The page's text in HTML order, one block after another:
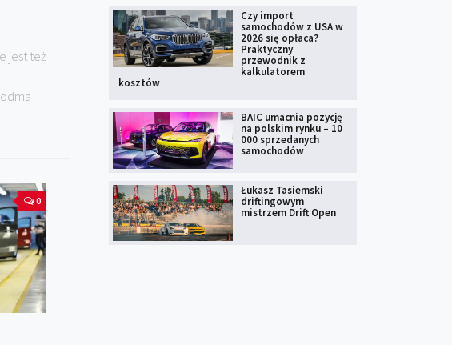
jest też
0
Czy import
samochodów z USA w
2026 się opłaca?
Praktyczny
przewodnik z
kalkulatorem
kosztów
BAIC umacnia pozycję
na polskim rynku – 10
000 sprzedanych
samochodów
Łukasz Tasiemski
driftingowym
mistrzem Drift Open